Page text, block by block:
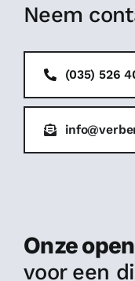
Neem
(035) 526
Onze
voor een